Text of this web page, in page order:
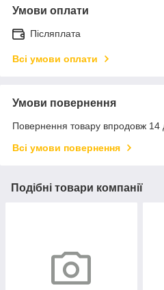
Умови оплати
Післяплата
Всі умови оплати
Умови повернення
Повернення товару впродовж 14
Всі умови повернення
Подібні товари компанії